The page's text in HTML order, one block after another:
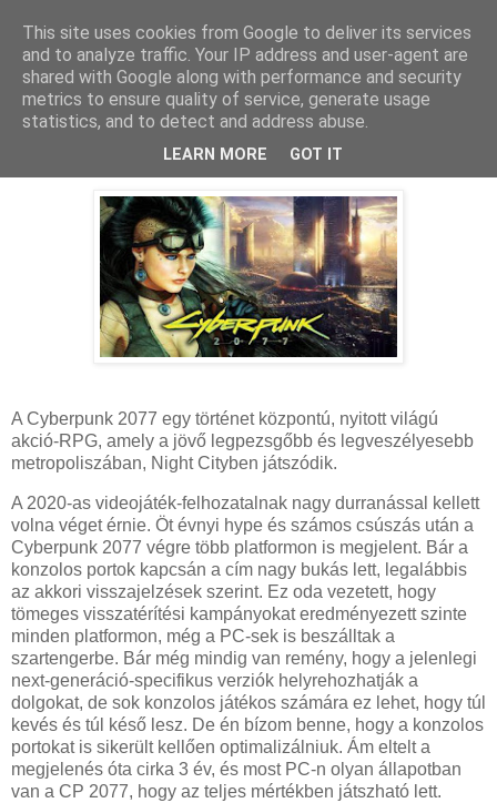
2023. július 10., hétfő
Cyberpunk 2077 - 2023 teszt
A Cyberpunk 2077 egy történet központú, nyitott világú
akció-RPG, amely a jövő legpezsgőbb és legveszélyesebb
metropoliszában, Night Cityben játszódik.
A 2020-as videojáték-felhozatalnak nagy durranással kellett
volna véget érnie. Öt évnyi hype és számos csúszás után a
Cyberpunk 2077 végre több platformon is megjelent. Bár a
konzolos portok kapcsán a cím nagy bukás lett, legalábbis
az akkori visszajelzések szerint. Ez oda vezetett, hogy
tömeges visszatérítési kampányokat eredményezett szinte
minden platformon, még a PC-sek is beszálltak a
szartengerbe. Bár még mindig van remény, hogy a jelenlegi
next-generáció-specifikus verziók helyrehozhatják a
dolgokat, de sok konzolos játékos számára ez lehet, hogy túl
kevés és túl késő lesz. De én bízom benne, hogy a konzolos
portokat is sikerült kellően optimalizálniuk. Ám eltelt a
megjelenés óta cirka 3 év, és most PC-n olyan állapotban
van a CP 2077, hogy az teljes mértékben játszható lett.
This site uses cookies from Google to deliver its services
and to analyze traffic. Your IP address and user-agent are
shared with Google along with performance and security
metrics to ensure quality of service, generate usage
statistics, and to detect and address abuse.
LEARN MORE GOT IT